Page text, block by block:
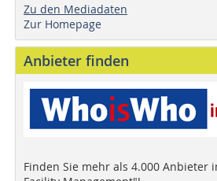
Zu den Mediadaten
Zur Homepage
Anbieter finden
Finden Sie mehr als 4.000 Anbieter